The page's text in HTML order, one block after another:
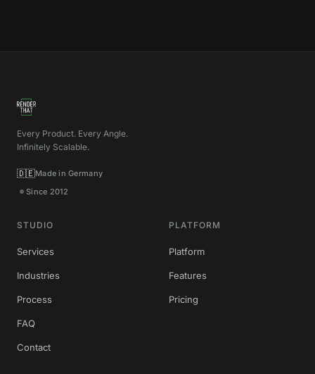
Every Product. Every Angle.
Infinitely Scalable.
🇩🇪Made in Germany
Since 2012
STUDIO
Services
Industries
Process
FAQ
Contact
PLATFORM
Platform
Features
Pricing